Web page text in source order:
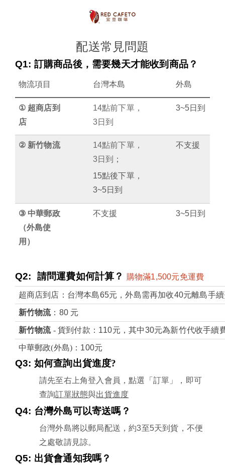
配送常見問題
Q1: 訂購商品後，需要幾天才能收到商品？
物流項目 台灣本島 外島
① 超商店到
店
14點前下單，
3日到
3~5日到
② 新竹物流 14點前下單，
3 日到
；
15點後下單，
3~5日到
不支援
③ 中華郵政
（外島使
用）
不支援 3~5日到
Q2: 請問運費如何計算？ 購物滿1,500元免運費
超商店到店：台灣本島65元，外島需再加收40元離島手
新竹物流： 80 元
新竹物流 - 貨到付款： 110元，其中30元為新竹代收手續
中華郵政(外島)： 100元
Q3: 如何查詢出貨進度?
請先至右上角登入會員，點選「訂單」，即可
查詢訂單狀態與出貨進度
Q4: 台灣外島可以寄送嗎？
台灣外島將以郵局配送，約3至5天到貨，不便
之處敬請見諒。
Q5: 出貨會通知我嗎？